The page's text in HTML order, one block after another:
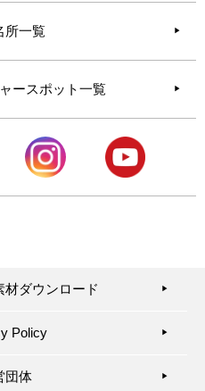
所一覧
ースポット一覧
材ダウンロード ▶︎
Policy ▶︎
団体 ▶︎